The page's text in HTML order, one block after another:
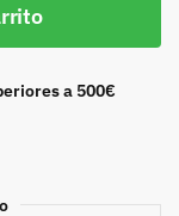
a 500€